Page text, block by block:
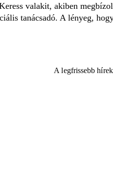
valakit, akiben
tanácsadó. A lényeg,
A legfrissebb